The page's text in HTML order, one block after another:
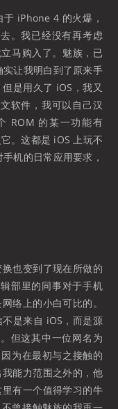
iPhone 4 的火爆，
。我已经没有再考虑
马购入了。魅族，已
让我明白到了原来手
是用久了 iOS，我又
软件，我可以自己汉
ROM 的某一功能有
。这都是 iOS 上玩不
机的日常应用要求，
也变到了现在所做的
部里的同事对于手机
络上的小白可比的。
是来自 iOS，而是源
但这其中一位网名为
为在最初与之接触的
能力范围之外的，他
有一个值得学习的牛